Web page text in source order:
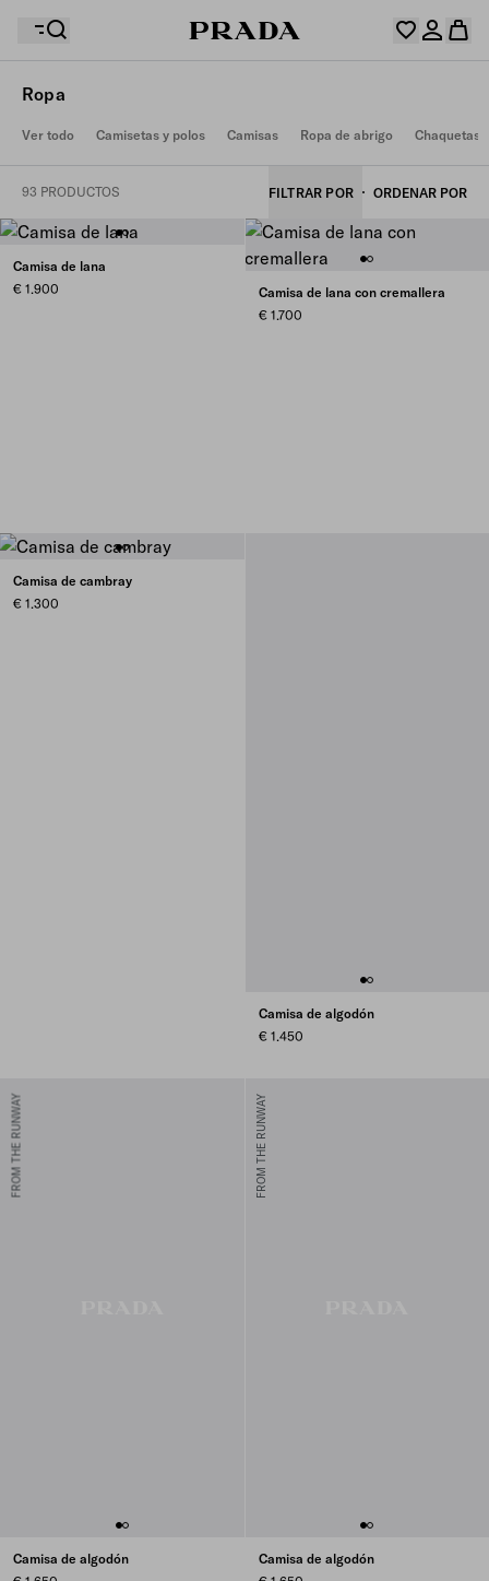
Su cesta está vacía
Su cesta está vacía
Inicie sesión o crear una cuenta personal
Su lista de deseos está vacía. Explore las colecciones y
Ropa
Ver todo Camisetas y polos Camisas Ropa de abrigo Chaquetas
93 PRODUCTOS FILTRAR POR ORDENAR POR
Camisa de lana
€ 1.900
Camisa de lana con cremallera
€ 1.700
Camisa de cambray
€ 1.300
Camisa de algodón
€ 1.450
FROM THE RUNWAY
Camisa de algodón
FROM THE RUNWAY
Camisa de algodón